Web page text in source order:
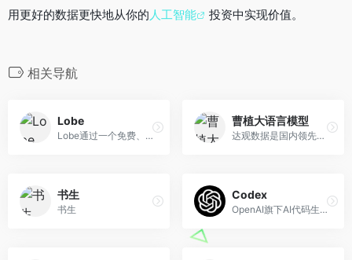
用更好的数据更快地从你的人工智能 投资中实现价值。
相关导航
Lobe
Lobe通过一个免费、易于使用的工具帮助您训练机器学习模型。
曹植大语言模型
达观数据是国内领先的文本智能处理专家,利用先进的自然语言处理(NLP)达观数据是国内领先的智能文本处理专家， 结合先进的自然语言处理（NLP）、智能文档处理（IDP）、光学字符识别（OCR）、机器人流程自动化（RPA）、知识图谱等技术， 为大型企业和政府机构提供文档智能审阅、智能知识管理、知识搜索与问答、文档智能写作、智能推荐、办公流程自动化等智能文本处理产品。 达观数据通过持续投入研发和创新，不断提升产品和服务的质量与效率，为企业提供更好的文本智能化解决方案，让计算机协助人工完成业务流程自动化， 大幅度提高企业效率与智能化水平。
书生
书生
Codex
OpenAI旗下AI代码生成训练模型